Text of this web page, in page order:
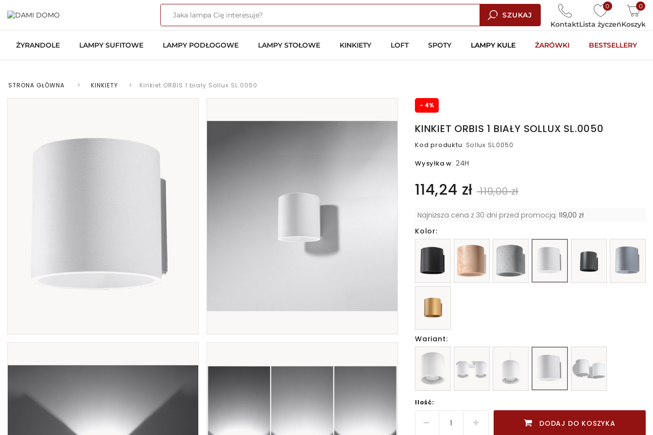
SZUKAJ
0
Lista życzeń
0
Koszyk
Kontakt
ŻYRANDOLE LAMPY SUFITOWE LAMPY PODŁOGOWE LAMPY STOŁOWE KINKIETY LOFT SPOTY LAMPY KULE ŻARÓWKI BESTSELLERY
STRONA GŁÓWNA > KINKIETY > Kinkiet ORBIS 1 biały Sollux SL.0050
- 4%
KINKIET ORBIS 1 BIAŁY SOLLUX SL.0050
Kod produktu: Sollux SL.0050
Wysyłka w: 24H
114,24 zł 119,00 zł
Najniższa cena z 30 dni przed promocją: 119,00 zł
Kolor:
Wariant:
Ilość:
DODAJ DO KOSZYKA